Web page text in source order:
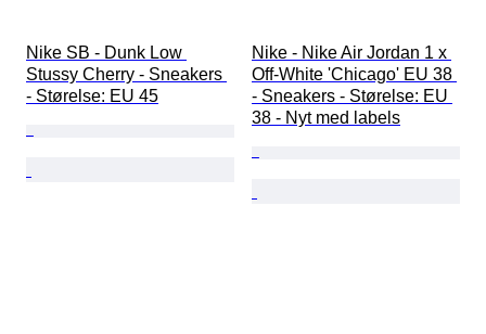
Nike SB - Dunk Low
Stussy Cherry - Sneakers
- Størelse: EU 45
Nike - Nike Air Jordan 1 x
Off-White 'Chicago' EU 38
- Sneakers - Størelse: EU
38 - Nyt med labels